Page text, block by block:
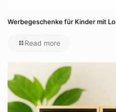
Werbegeschenke für Kinder mit
Read more